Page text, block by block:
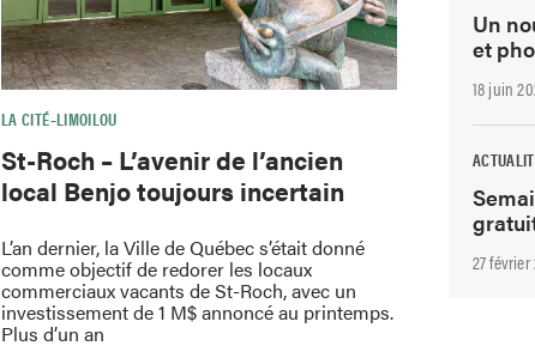
LA CITÉ–LIMOILOU
St-Roch – L’avenir de l’ancien
local Benjo toujours incertain
L’an dernier, la Ville de Québec s’était donné
comme objectif de redorer les locaux
commerciaux vacants de St-Roch, avec un
investissement de 1 M$ annoncé au printemps.
Plus d’un an
Un
et
18 juin
27 février